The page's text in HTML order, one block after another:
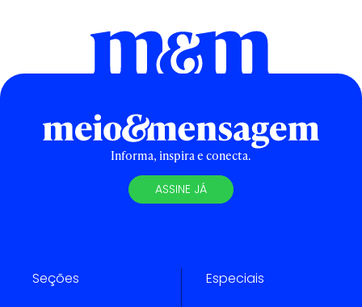
Informa, inspira e conecta.
ASSINE JÁ
Seções Especiais